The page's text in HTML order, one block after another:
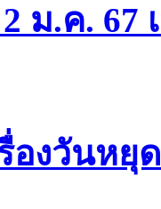
ม.ค. 67
องวันหยุ